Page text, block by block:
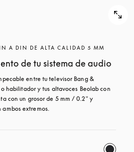
A DIN DE ALTA CALIDAD 5 MM
de tu sistema de audio
entre tu televisor Bang &
habilitador y tus altavoces Beolab con
con un grosor de 5 mm / 0.2" y
extremos.